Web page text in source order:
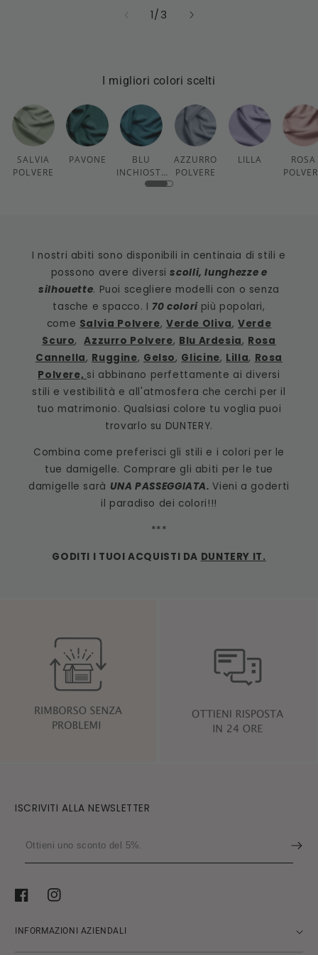
1/
su3
I migliori colori scelti
SALVIA
POLVERE
PAVONE
BLU
INCHIOSTR
O
AZZURRO
POLVERE
LILLA
ROSA
I nostri abiti sono disponibili in centinaia di stili e
possono avere diversiscolli, lunghezze e
silhouette. Puoi scegliere modelli con o senza
tasche e spacco. I70 colori più popolari,
come Salvia Polvere, Verde Oliva,Verde
Scuro,Azzurro Polvere, Blu Ardesia, Rosa
Cannella, Ruggine, Gelso, Glicine, Lilla, Rosa
Polvere, si abbinano perfettamente ai diversi
stili e vestibilità e all'atmosfera che cerchi per il
tuo matrimonio. Qualsiasi colore tu voglia puoi
trovarlo su DUNTERY.
Combina come preferisci gli stili e i colori per le
tue damigelle. Comprare gli abiti per le tue
damigelle sarà UNA PASSEGGIATA.Vieni a goderti
il paradiso dei colori!!!
***
GODITI I TUOI ACQUISTI DA DUNTERY IT.
ISCRIVITI ALLA NEWSLETTER
Ottieni
uno
del
FacebookInstagram
INFORMAZIONI AZIENDALI